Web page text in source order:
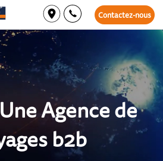
Contactez-nous
Agence de
b2b